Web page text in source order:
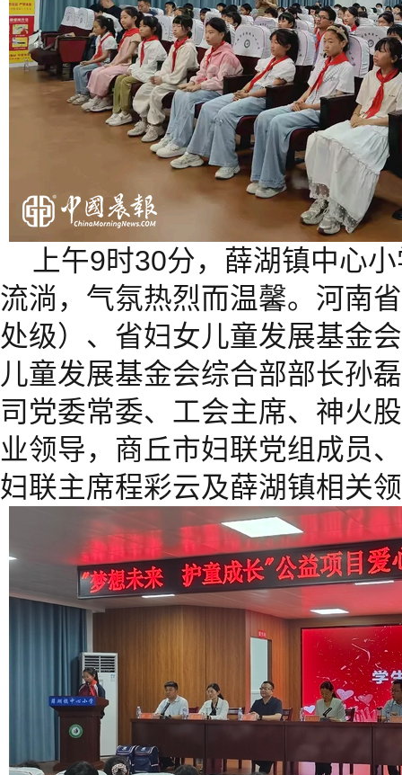
上午9时30分，薛湖镇中心
流淌，气氛热烈而温馨。河南
处级）、省妇女儿童发展基金
儿童发展基金会综合部部长孙
司党委常委、工会主席、神火
业领导，商丘市妇联党组成员
妇联主席程彩云及薛湖镇相关